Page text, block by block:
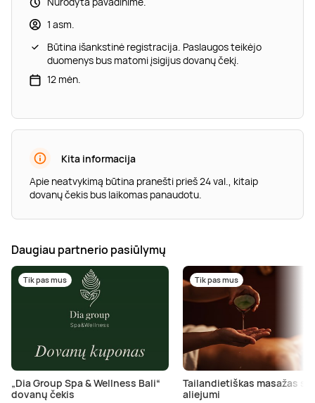
1 asm.
Būtina išankstinė registracija. Paslaugos teikėjo
duomenys bus matomi įsigijus dovanų čekį.
12 mėn.
Kita informacija
Apie neatvykimą būtina pranešti prieš 24 val., kitaip
dovanų čekis bus laikomas panaudotu.
Daugiau partnerio pasiūlymų
Tik pas mus
„Dia Group Spa & Wellness Bali“
dovanų čekis
Tik pas mus
Tailandietiškas masažas su
aliejumi